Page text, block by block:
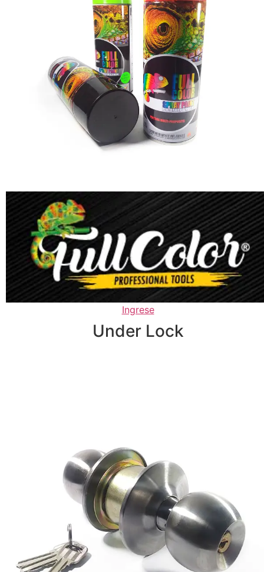
Ingrese
Under Lock